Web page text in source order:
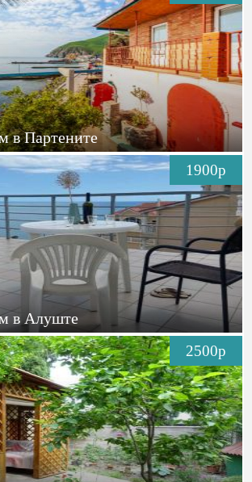
в Партените
1900р
в Алуште
2500р